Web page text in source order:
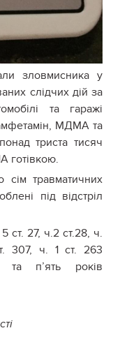
зловмисника у
слідчих дій за
та гаражі
МДМА та
триста тисяч
готівкою.
травматичних
під відстріл
ст. 27, ч.2 ст.28, ч.
307, ч. 1 ст. 263
та п’ять років